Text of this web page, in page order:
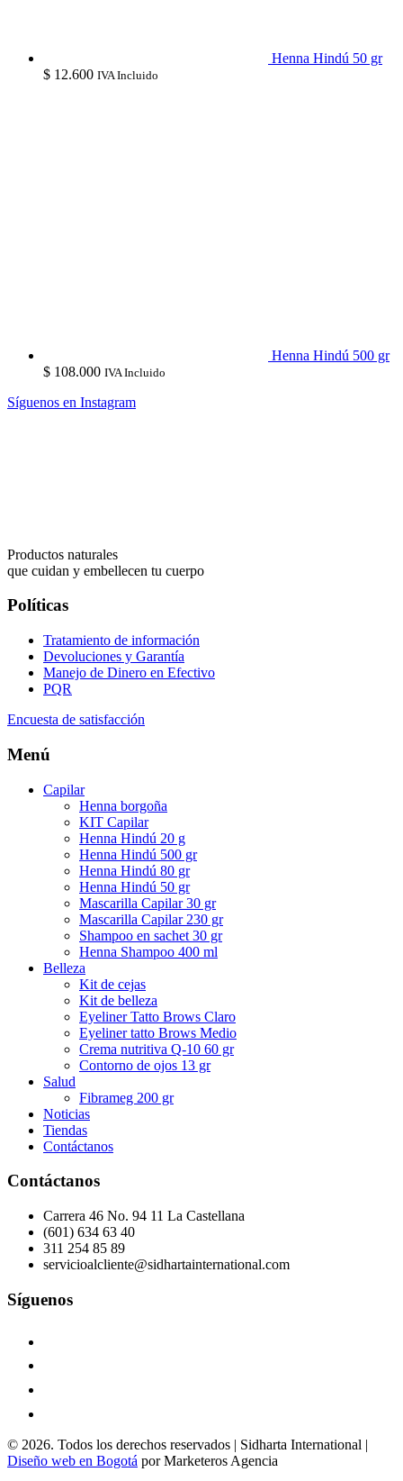
Henna Hindú 50 gr
$ 12.600 IVA Incluido
Henna Hindú 500 gr
$ 108.000 IVA Incluido
Síguenos en Instagram
Productos naturales
que cuidan y embellecen tu cuerpo
Políticas
Tratamiento de información
Devoluciones y Garantía
Manejo de Dinero en Efectivo
PQR
Encuesta de satisfacción
Menú
Capilar
Henna borgoña
KIT Capilar
Henna Hindú 20 g
Henna Hindú 500 gr
Henna Hindú 80 gr
Henna Hindú 50 gr
Mascarilla Capilar 30 gr
Mascarilla Capilar 230 gr
Shampoo en sachet 30 gr
Henna Shampoo 400 ml
Belleza
Kit de cejas
Kit de belleza
Eyeliner Tatto Brows Claro
Eyeliner tatto Brows Medio
Crema nutritiva Q-10 60 gr
Contorno de ojos 13 gr
Salud
Fibrameg 200 gr
Noticias
Tiendas
Contáctanos
Contáctanos
Carrera 46 No. 94 11 La Castellana
(601) 634 63 40
311 254 85 89
servicioalcliente@sidhartainternational.com
Síguenos
© 2026. Todos los derechos reservados | Sidharta International |
Diseño web en Bogotá por Marketeros Agencia